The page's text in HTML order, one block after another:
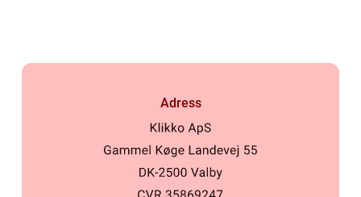
Adress